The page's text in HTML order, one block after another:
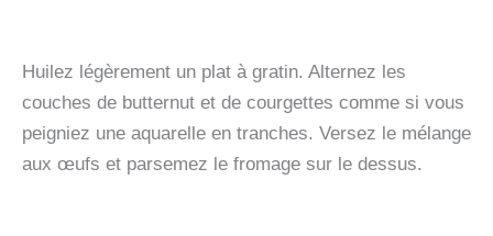
Huilez légèrement un plat à gratin. Alternez les
couches de butternut et de courgettes comme si vous
peigniez une aquarelle en tranches. Versez le mélange
aux œufs et parsemez le fromage sur le dessus.